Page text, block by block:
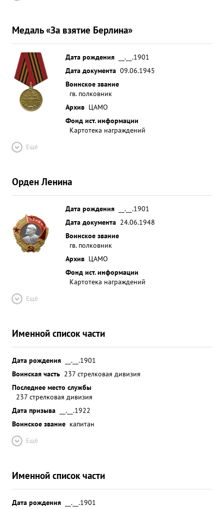
Медаль «За взятие Берлина»
Дата рождения
__.__.1901
Дата документа 09.06.1945
Воинское звание
гв. полковник
Архив ЦАМО
Фонд ист. информации
Картотека награждений
Ещё
Орден Ленина
Дата рождения
__.__.1901
Дата документа 24.06.1948
Воинское звание
гв. полковник
Архив ЦАМО
Фонд ист. информации
Картотека награждений
Ещё
Именной список части
Дата рождения
__.__.1901
Воинская часть 237 стрелковая дивизия
Последнее место службы
237 стрелковая дивизия
Дата призыва
__.__.1922
Воинское звание капитан
Ещё
Именной список части
Дата рождения
__.__.1901